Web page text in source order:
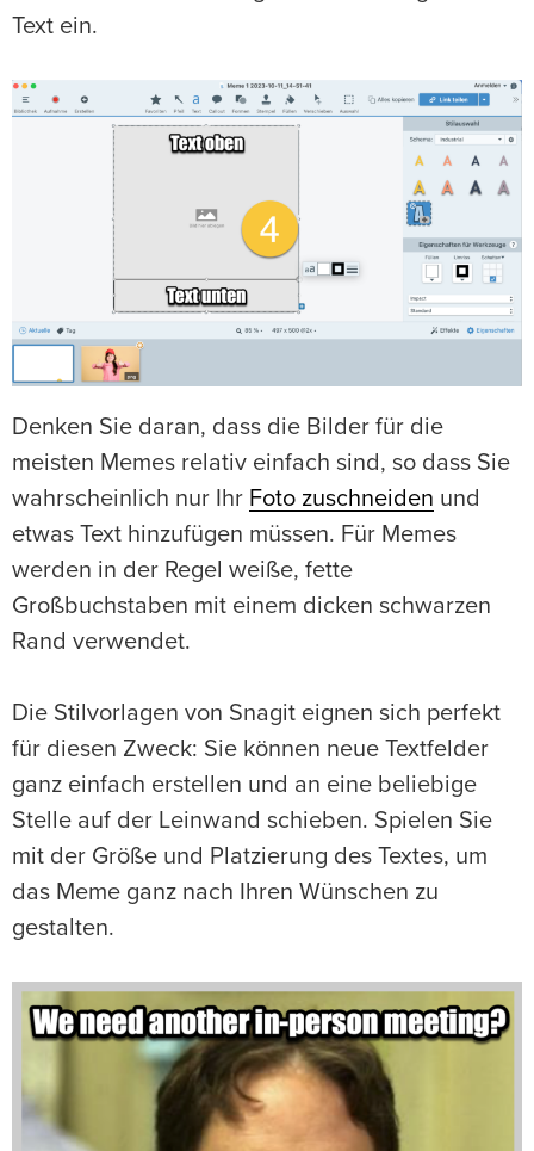
Text ein.
Denken Sie daran, dass die Bilder für die
meisten Memes relativ einfach sind, so dass Sie
wahrscheinlich nur Ihr Foto zuschneiden und
etwas Text hinzufügen müssen. Für Memes
werden in der Regel weiße, fette
Großbuchstaben mit einem dicken schwarzen
Rand verwendet.
Die Stilvorlagen von Snagit eignen sich perfekt
für diesen Zweck: Sie können neue Textfelder
ganz einfach erstellen und an eine beliebige
Stelle auf der Leinwand schieben. Spielen Sie
mit der Größe und Platzierung des Textes, um
das Meme ganz nach Ihren Wünschen zu
gestalten.